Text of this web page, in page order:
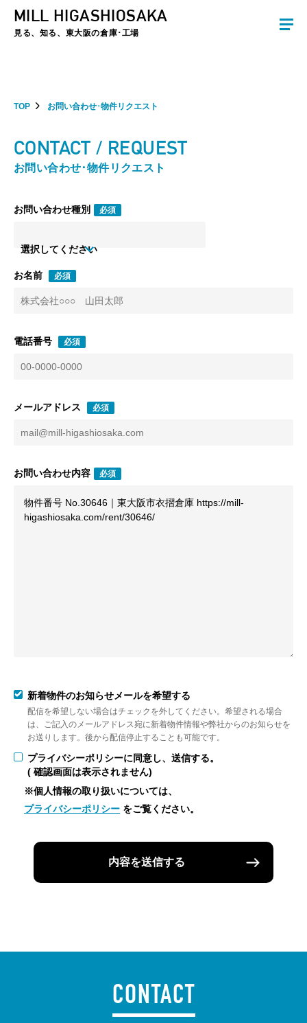
夏季休暇のお知らせ：2026年8月8日(土)～8月16日(日)まで休業とさせていた
MILL HIGASHIOSAKA
見る、知る、東大阪の倉庫･工場
TOP お問い合わせ･物件リクエスト
CONTACT / REQUEST
お問い合わせ･物件リクエスト
お問い合わせ種別 必須
選択してください
お名前 必須
電話番号 必須
メールアドレス 必須
お問い合わせ内容 必須
新着物件のお知らせメールを希望する
配信を希望しない場合はチェックを外してください。希望される場合
は、ご記入のメールアドレス宛に新着物件情報や弊社からのお知らせを
お送りします。後から配信停止することも可能です。
プライバシーポリシーに同意し、送信する。
( 確認画面は表示されません)
※個人情報の取り扱いについては、
プライバシーポリシー をご覧ください。
内容を送信する
CONTACT